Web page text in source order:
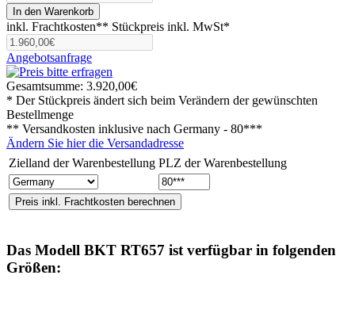
inkl. Frachtkosten** Stückpreis inkl. MwSt*
Angebotsanfrage
Gesamtsumme: 3.920,00€
* Der Stückpreis ändert sich beim Verändern der gewünschten
Bestellmenge
** Versandkosten inklusive nach Germany - 80***
Ändern Sie hier die Versandadresse
Zielland der Warenbestellung PLZ der Warenbestellung
Das Modell BKT RT657 ist verfügbar in folgenden
Größen: